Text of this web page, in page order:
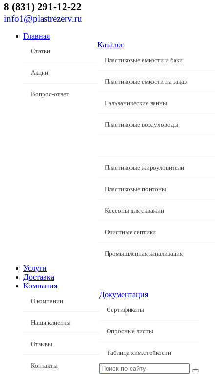
8 (831) 291-12-22
info1@plastrezerv.ru
Главная
Статьи
Акции
Вопрос-ответ
Каталог
Пластиковые емкости и баки
Пластиковые емкости на заказ
Гальванические ванны
Пластиковые воздуховоды
Пластиковые жироуловители
Пластиковые понтоны
Кессоны для скважин
Очистные септики
Промышленная канализация
Услуги
Доставка
Компания
О компании
Наши клиенты
Отзывы
Контакты
Документация
Сертификаты
Опросные листы
Таблица хим.стойкости